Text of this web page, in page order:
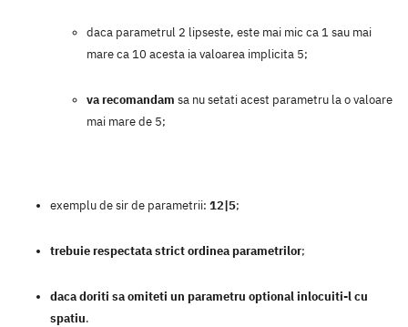
daca parametrul 2 lipseste, este mai mic ca 1 sau mai
mare ca 10 acesta ia valoarea implicita 5;
va recomandam sa nu setati acest parametru la o valoare
mai mare de 5;
exemplu de sir de parametrii: 12|5;
trebuie respectata strict ordinea parametrilor;
daca doriti sa omiteti un parametru optional inlocuiti-l cu
spatiu.